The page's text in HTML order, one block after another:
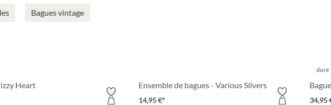
Bagues vintage
Heart Ensemble de bagues - Various Silvers
14,95 €*
doré
34,95